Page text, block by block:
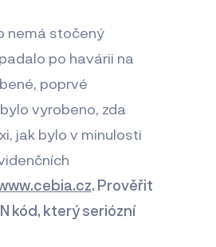
nemá stočený
po havárii na
poprvé
vyrobeno, zda
jak bylo v minulosti
. Prověřit
kód, který seriózní